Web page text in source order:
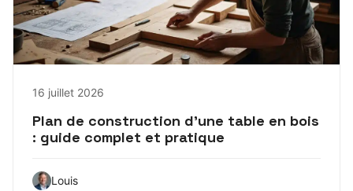
16 juillet 2026
Plan de construction d’une table en bois
: guide complet et pratique
Louis